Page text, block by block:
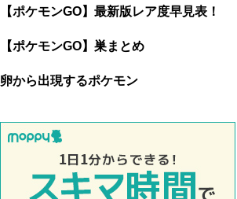
【ポケモンGO】最新版レア度早見表！
【ポケモンGO】巣まとめ
卵から出現するポケモン